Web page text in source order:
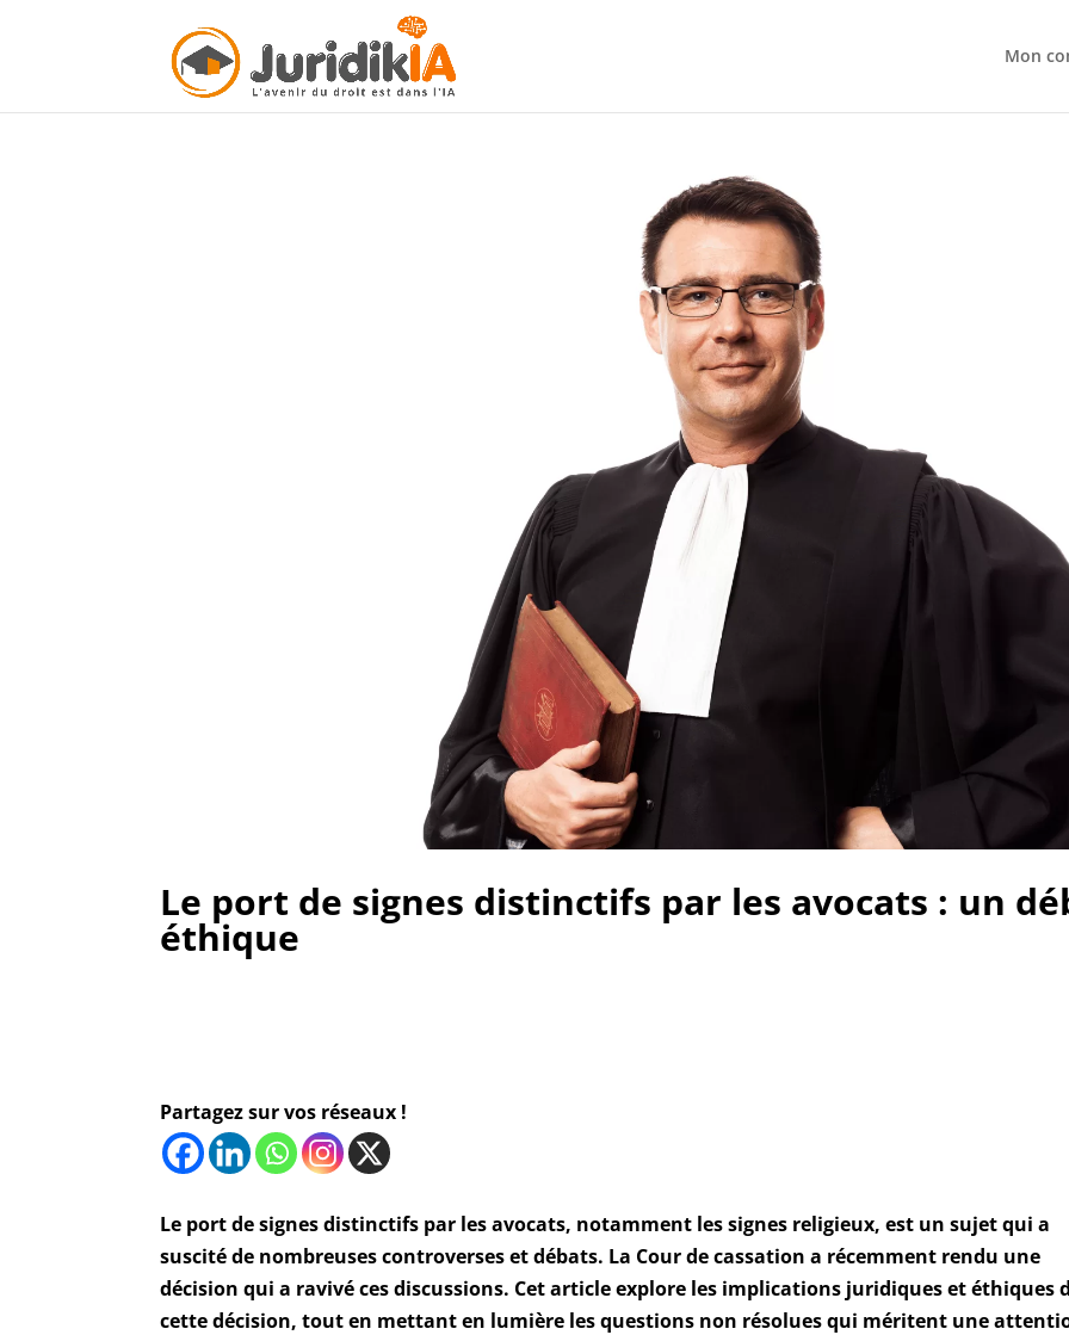
Mon
Le port de signes distinctifs par les avocats : un
éthique
Partagez sur vos réseaux !
Le port de signes distinctifs par les avocats, notamment les signes religieux, est un sujet qui a
suscité de nombreuses controverses et débats. La Cour de cassation a récemment rendu une
décision qui a ravivé ces discussions. Cet article explore les implications juridiques et éthiques
cette décision, tout en mettant en lumière les questions non résolues qui méritent une